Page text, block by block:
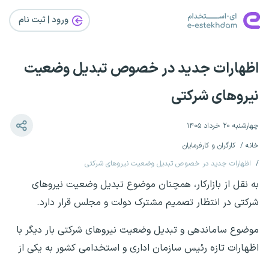
ورود | ثبت‌ نام
اظهارات جدید در خصوص تبدیل وضعیت
نیرو‌های شرکتی
چهارشنبه ۲۰ خرداد ۱۴۰۵
خانه
کارگران و کارفرمایان
اظهارات جدید در خصوص تبدیل وضعیت نیرو‌های شرکتی
به نقل از بازارکار، همچنان موضوع تبدیل وضعیت نیروهای
شرکتی در انتظار تصمیم مشترک دولت و مجلس قرار دارد.
موضوع ساماندهی و تبدیل وضعیت نیرو‌های شرکتی بار دیگر با
اظهارات تازه رئیس سازمان اداری و استخدامی کشور به یکی از